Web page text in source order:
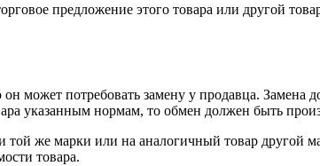
предложение этого товара или другой
может потребовать замену у продавца. Замена
указанным нормам, то обмен должен быть
же марки или на аналогичный товар другой
товара.